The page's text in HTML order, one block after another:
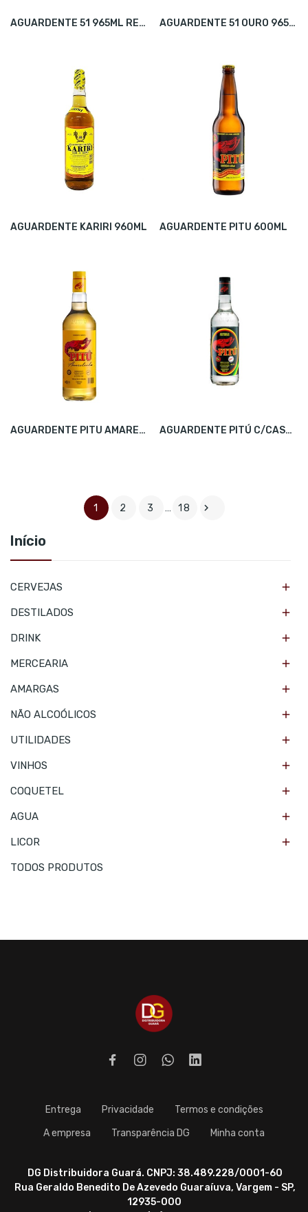
Início
CERVEJAS 
DESTILADOS 
DRINK 
MERCEARIA 
AMARGAS 
NÃO ALCOÓLICOS 
UTILIDADES 
VINHOS 
COQUETEL 
AGUA 
LICOR 
TODOS PRODUTOS
AGUARDENTE 51 965ML RETORNÁVEL UNID AGUARDENTE 51 OURO 965ML
AGUARDENTE KARIRI 960ML AGUARDENTE PITU 600ML
AGUARDENTE PITU AMARELINHA C/CASCO 965ML AGUARDENTE PITÚ C/CASCO 965ML
1 2 3 … 18 
Entrega Privacidade
Termos e condições
A empresa
Transparência DG Minha conta
DG Distribuidora Guará. CNPJ: 38.489.228/0001-60
Rua Geraldo Benedito De Azevedo Guaraíuva, Vargem - SP,
12935-000